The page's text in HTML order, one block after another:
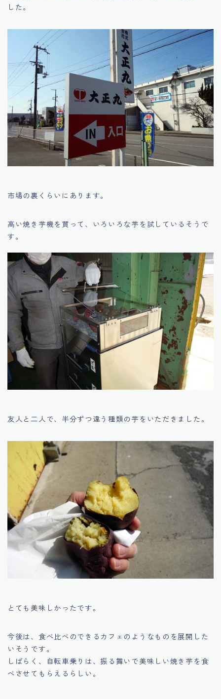
した。
市場の裏くらいにあります。
高い焼き芋機を買って、いろいろな芋を試しているそうで
す。
友人と二人で、半分ずつ違う種類の芋をいただきました。
とても美味しかったです。
今後は、食べ比べのできるカフェのようなものを展開した
いそうです。
しばらく、自転車乗りは、振る舞いで美味しい焼き芋を食
べさせてもらえるらしい。